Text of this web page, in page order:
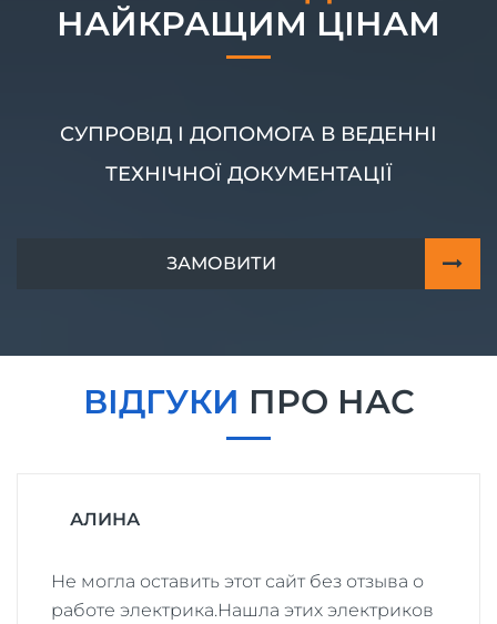
НАЙКРАЩИМ ЦІНАМ
СУПРОВІД І ДОПОМОГА В ВЕДЕННІ
ТЕХНІЧНОЇ ДОКУМЕНТАЦІЇ
ЗАМОВИТИ
ВІДГУКИ ПРО НАС
АЛИНА
Не могла оставить этот сайт без отзыва о
работе электрика.Нашла этих электриков